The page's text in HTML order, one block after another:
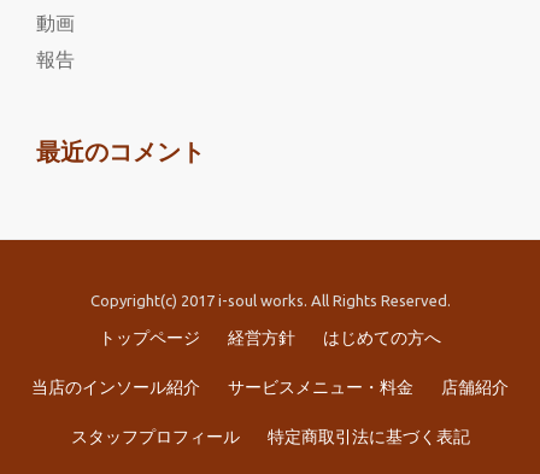
動画
報告
最近のコメント
Copyright(c) 2017 i-soul works. All Rights Reserved.
2
トップページ 経営方針 はじめての方へ
当店のインソール紹介 サービスメニュー・料金 店舗紹介
スタッフプロフィール 特定商取引法に基づく表記